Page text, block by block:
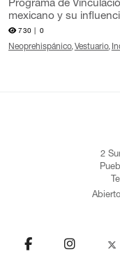
Programa de
mexicano y su
730 | 0
Neoprehispánico Vestuario
2